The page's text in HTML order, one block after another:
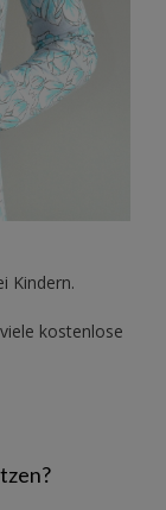
Kindern.
kostenlose